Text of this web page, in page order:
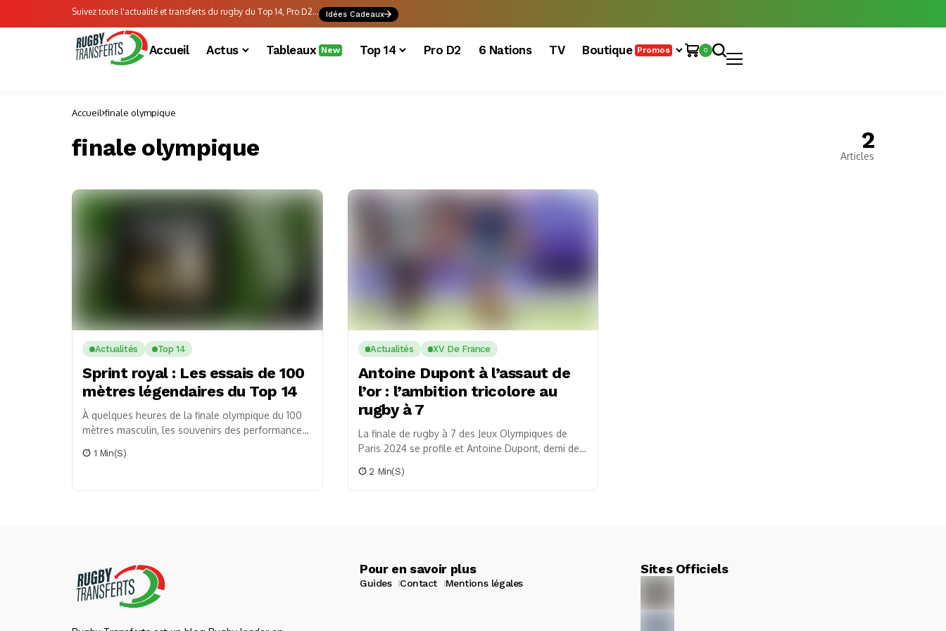
Suivez toute l'actualité et transferts du rugby du Top 14, Pro D2... Idées Cadeaux
Accueil Actus Tableaux New Top 14 Pro D2 6 Nations TV Boutique Promos 0
Accueil finale olympique
finale olympique 2
Articles
Actualités Top 14
Sprint royal : Les essais de 100
mètres légendaires du Top 14
À quelques heures de la finale olympique du 100
mètres masculin, les souvenirs des performances
illustrant...
1 Min(s)
Actualités XV De France
Antoine Dupont à l’assaut de
l’or : l’ambition tricolore au
rugby à 7
La finale de rugby à 7 des Jeux Olympiques de
Paris 2024 se profile et Antoine Dupont, demi de
2 Min(s)
Pour en savoir plus
Guides Contact Mentions légales
Sites Officiels